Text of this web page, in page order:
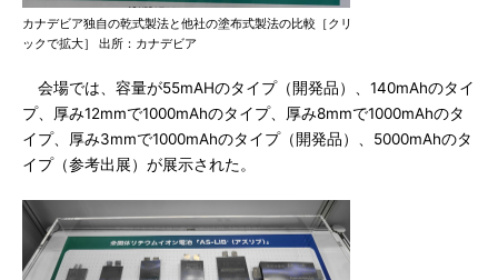
カナデビア独自の乾式製法と他社の塗布式製法の比較［クリ
ックで拡大］ 出所：カナデビア
会場では、容量が55mAHのタイプ（開発品）、140mAhのタイ
プ、厚み12mmで1000mAhのタイプ、厚み8mmで1000mAhのタ
イプ、厚み3mmで1000mAhのタイプ（開発品）、5000mAhのタ
イプ（参考出展）が展示された。